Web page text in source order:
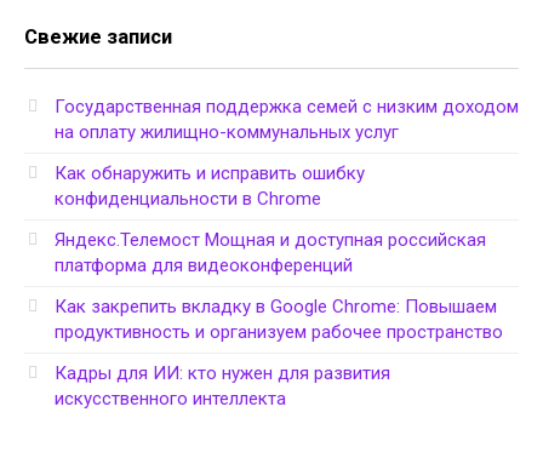
Свежие записи
Государственная поддержка семей с низким доходом
на оплату жилищно-коммунальных услуг
Как обнаружить и исправить ошибку
конфиденциальности в Chrome
Яндекс.Телемост Мощная и доступная российская
платформа для видеоконференций
Как закрепить вкладку в Google Chrome: Повышаем
продуктивность и организуем рабочее пространство
Кадры для ИИ: кто нужен для развития
искусственного интеллекта